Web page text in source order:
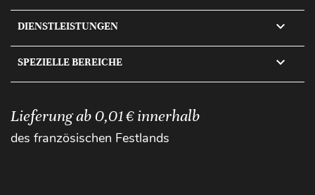
DIENSTLEISTUNGEN 
SPEZIELLE BEREICHE 
Lieferung ab 0,01 € innerhalb
des französischen Festlands